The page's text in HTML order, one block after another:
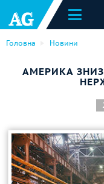
Головна Новини
АМЕРИКА